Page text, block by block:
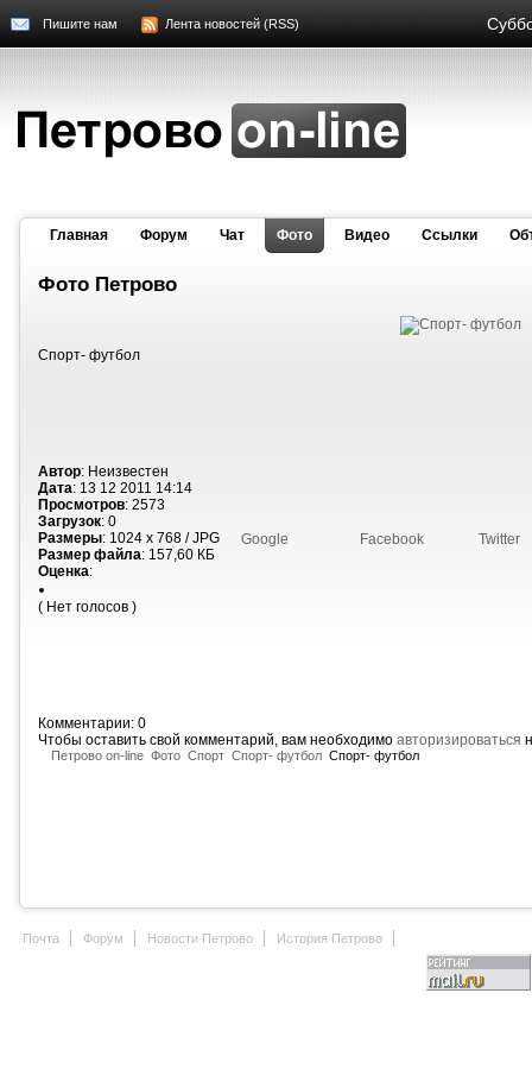
Пишите нам Лента новостей (RSS)
Главная Форум Чат Фото Видео Cсылки
Фото Петрово
Спорт- футбол
Автор: Неизвестен
Дата: 13 12 2011 14:14
Просмотров: 2573
Загрузок: 0
Размеры: 1024 x 768 / JPG
Размер файла: 157,60 КБ
Оценка:
( Нет голосов )
Google Facebook Twitter
Комментарии: 0
Чтобы оставить свой комментарий, вам необходимо авторизироваться
Петрово on-line Фото Спорт Спорт- футбол Спорт- футбол
Почта Форум Новости Петрово История Петрово